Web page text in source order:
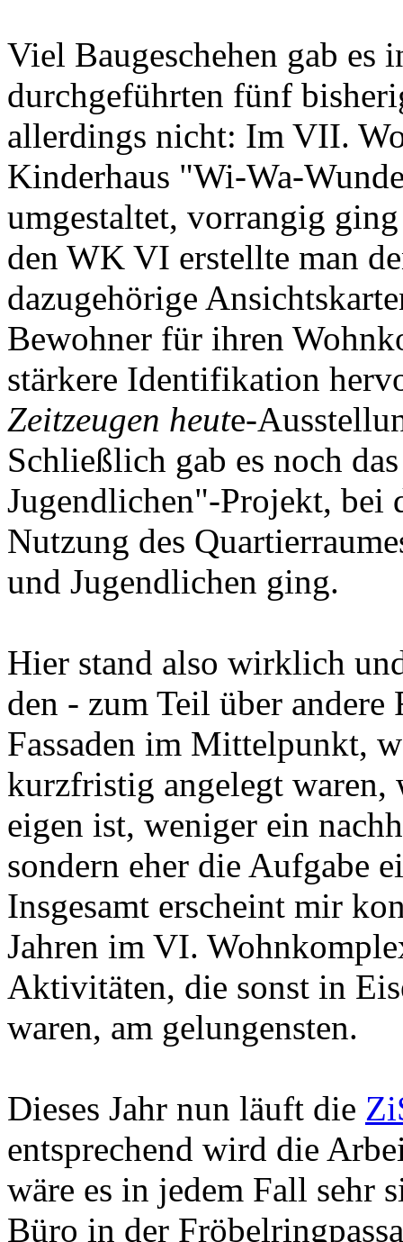
Viel Baugeschehen gab es
durchgeführten fünf
allerdings nicht: Im VII.
Kinderhaus "Wi-Wa-
umgestaltet, vorrangig
den WK VI erstellte man
dazugehörige
Bewohner für ihren
stärkere Identifikation
Zeitzeugen heute-
Schließlich gab es noch
Jugendlichen"-Projekt, bei
Nutzung des
und Jugendlichen ging.
Hier stand also wirklich
den - zum Teil über
Fassaden im Mittelpunkt,
kurzfristig angelegt waren,
eigen ist, weniger ein
sondern eher die Aufgabe
Insgesamt erscheint mir
Jahren im VI.
Aktivitäten, die sonst in
waren, am gelungensten.
Dieses Jahr nun läuft die
entsprechend wird die
wäre es in jedem Fall sehr
Büro in der